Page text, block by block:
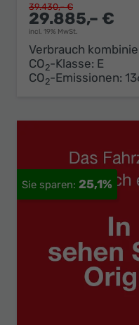
29.885,– €
incl. 19% MwSt.
39.430,– €
Verbrauch
CO2-Klasse: E
CO2-Emissionen:
25,1%